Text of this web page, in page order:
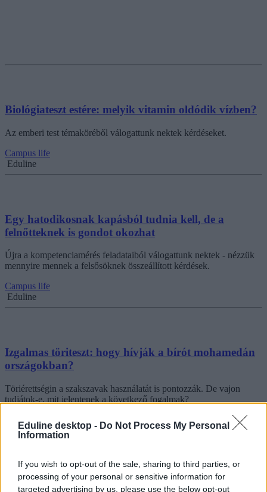
Eduline desktop - Do Not Process My Personal
Information
If you wish to opt-out of the sale, sharing to third parties, or
processing of your personal or sensitive information for
targeted advertising by us, please use the below opt-out
Biológiateszt estére: melyik vitamin oldódik vízben?
Az emberi test témaköréből válogattunk nektek kérdéseket.
Campus life
Eduline
Egy hatodikosnak kapásból tudnia kell, de a
felnőtteknek is gondot okozhat
Újra a kompetenciamérés feladataiból válogattunk nektek - nézzük
mennyire mennek a felsősöknek összeállított kérdések.
Campus life
Eduline
Izgalmas töriteszt: hogy hívják a bírót mohamedán
országokban?
Töriérettségin a szakszavak használatát is pontozzák. De vajon
tudjátok-e, mit jelentenek a következő fogalmak?
Campus life
Eduline
Mi van a képen - ti mennyire ismeritek a magyar